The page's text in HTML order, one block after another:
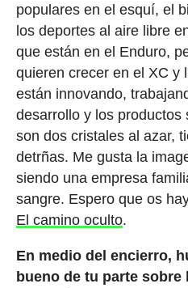
populares en el esquí, el
los deportes al aire libre
que están en el Enduro,
quieren crecer en el XC y
están innovando,
desarrollo y los productos
son dos cristales al azar,
detrñas. Me gusta la
siendo una empresa
sangre. Espero que os
El camino oculto.
En medio del encierro,
bueno de tu parte